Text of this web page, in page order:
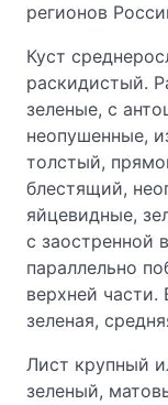
регионов
Куст
раскидистый.
зеленые, с
неопушенные,
толстый,
блестящий,
яйцевидные,
с заостренной
параллельно
верхней части.
зеленая,
Лист крупный
зеленый,